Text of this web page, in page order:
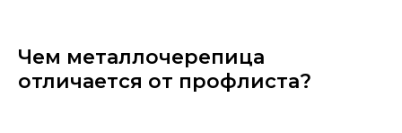
Чем металлочерепица​
отличается от профлиста?